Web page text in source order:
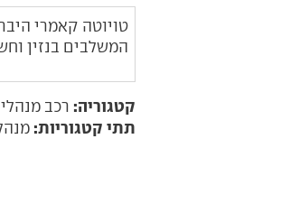
המשלבים בנזין
קטגוריה: רכב
תתי קטגוריות: